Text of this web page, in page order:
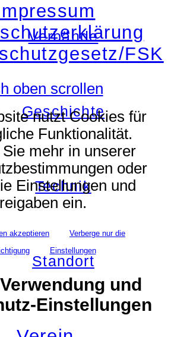
Verbände
Geschichte
Technik
Standort
FSK
oben scrollen
nutzt Cookies für
Funktionalität.
mehr in unserer
oder
Einstellungen und
ein.
akzeptieren
Verberge nur die
Einstellungen
und
Einstellungen